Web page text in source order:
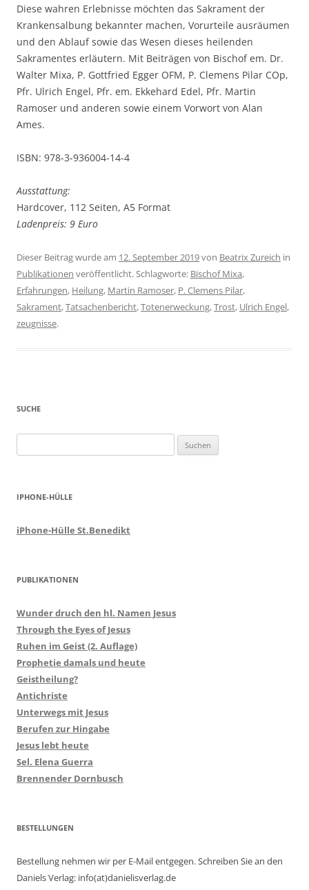
Diese wahren Erlebnisse möchten das Sakrament der
Krankensalbung bekannter machen, Vorurteile ausräumen
und den Ablauf sowie das Wesen dieses heilenden
Sakramentes erläutern. Mit Beiträgen von Bischof em. Dr.
Walter Mixa, P. Gottfried Egger OFM, P. Clemens Pilar COp,
Pfr. Ulrich Engel, Pfr. em. Ekkehard Edel, Pfr. Martin
Ramoser und anderen sowie einem Vorwort von Alan
Ames.
ISBN: 978-3-936004-14-4
Ausstattung:
Hardcover, 112 Seiten, A5 Format
Ladenpreis: 9 Euro
Dieser Beitrag wurde am 12. September 2019von Beatrix Zureich in
Publikationen veröffentlicht. Schlagworte: Bischof Mixa,
Erfahrungen, Heilung, Martin Ramoser, P. Clemens Pilar,
Sakrament,Tatsachenbericht,Totenerweckung,Trost, Ulrich Engel,
zeugnisse.
SUCHE
nach:
IPHONE-HÜLLE
iPhone-Hülle St.Benedikt
PUBLIKATIONEN
Wunder druch den hl. Namen Jesus
Through the Eyes of Jesus
Ruhen im Geist (2. Auflage)
Prophetie damals und heute
Geistheilung?
Antichriste
Unterwegs mit Jesus
Berufen zur Hingabe
Jesus lebt heute
Sel. Elena Guerra
Brennender Dornbusch
BESTELLUNGEN
Bestellung nehmen wir per E-Mail entgegen. Schreiben Sie an den
Daniels Verlag: info(at)danielisverlag.de